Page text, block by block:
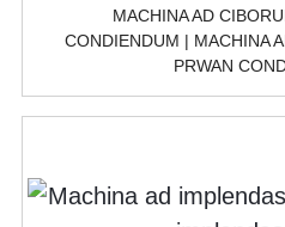
MACHINA AD
CONDIENDUM | MACHINA
PRWAN